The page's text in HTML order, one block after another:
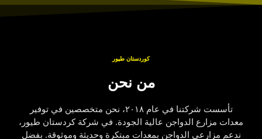
كوردستان طيور
من نحن
تأسست شركتنا في عام ٢٠١٨، نحن متخصصين في توفير
معدات مزارع الدواجن عالية الجودة. في شركة كردستان طيور،
ندعم مزارعي الدواجن بمعدات مبتكرة وحديثة وموثوقة. بفضل